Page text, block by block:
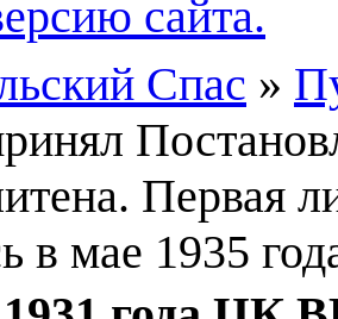
сайта.
Спас »
Первая
в мае 1935